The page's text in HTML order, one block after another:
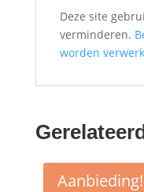
Deze site
verminderen.
worden
Aanbieding!